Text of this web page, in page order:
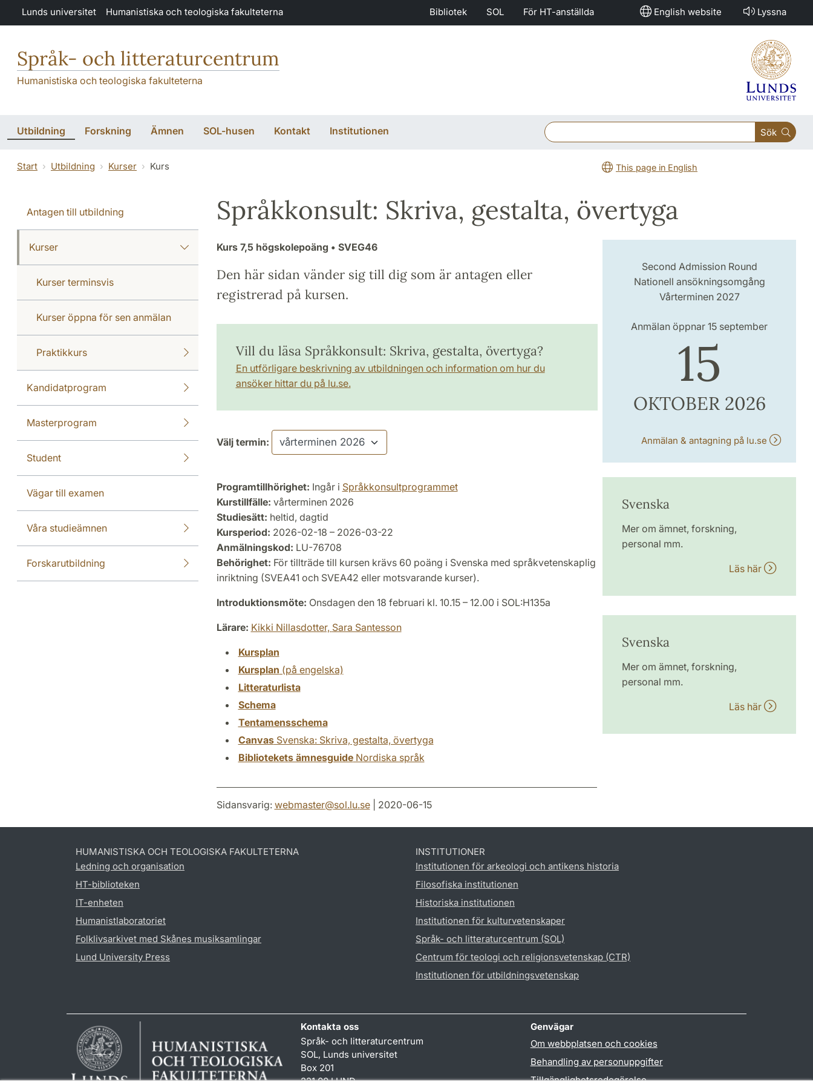
Hoppa till huvudinnehåll
Lunds universitet Humanistiska och teologiska fakulteterna Bibliotek SOL För HT-anställda English website Lyssna
Språk- och litteraturcentrum
Humanistiska och teologiska fakulteterna
Utbildning Forskning Ämnen SOL-husen Kontakt Institutionen Sök
Start Utbildning Kurser Kurs This page in English
Antagen till utbildning
Kurser
Kurser terminsvis
Kurser öppna för sen anmälan
Praktikkurs
Kandidatprogram
Masterprogram
Student
Vägar till examen
Våra studieämnen
Forskarutbildning
Språkkonsult: Skriva, gestalta, övertyga
Kurs 7,5 högskolepoäng • SVEG46
Den här sidan vänder sig till dig som är antagen eller
registrerad på kursen.
Vill du läsa Språkkonsult: Skriva, gestalta, övertyga?
En utförligare beskrivning av utbildningen och information om hur du
ansöker hittar du på lu.se.
Välj termin:
Programtillhörighet: Ingår i Språkkonsultprogrammet
Kurstillfälle: vårterminen 2026
Studiesätt: heltid, dagtid
Kursperiod: 2026-02-18 – 2026-03-22
Anmälningskod: LU-76708
Behörighet: För tillträde till kursen krävs 60 poäng i Svenska med språkvetenskaplig
inriktning (SVEA41 och SVEA42 eller motsvarande kurser).
Introduktionsmöte: Onsdagen den 18 februari kl. 10.15 – 12.00 i SOL:H135a
Lärare: Kikki Nillasdotter, Sara Santesson
Kursplan
Kursplan (på engelska)
Litteraturlista
Schema
Tentamensschema
CanvasSvenska: Skriva, gestalta, övertyga
Bibliotekets ämnesguideNordiska språk
Second Admission Round
Nationell ansökningsomgång
Vårterminen 2027
Anmälan öppnar 15 september
15
OKTOBER 2026
Anmälan & antagning på lu.se
Svenska
Mer om ämnet, forskning,
personal mm.
Läs här
Svenska
Mer om ämnet, forskning,
personal mm.
Läs här
Sidansvarig: webmaster@sol.lu.se| 2020-06-15
HUMANISTISKA OCH TEOLOGISKA FAKULTETERNA
Ledning och organisation
HT-biblioteken
IT-enheten
Humanistlaboratoriet
Folklivsarkivet med Skånes musiksamlingar
Lund University Press
INSTITUTIONER
Institutionen för arkeologi och antikens historia
Filosofiska institutionen
Historiska institutionen
Institutionen för kulturvetenskaper
Språk- och litteraturcentrum (SOL)
Centrum för teologi och religionsvetenskap (CTR)
Institutionen för utbildningsvetenskap
Kontakta oss
Språk- och litteraturcentrum
SOL, Lunds universitet
Box 201
221 00 LUND
Genvägar
Om webbplatsen och cookies
Behandling av personuppgifter
Tillgänglighetsredogörelse